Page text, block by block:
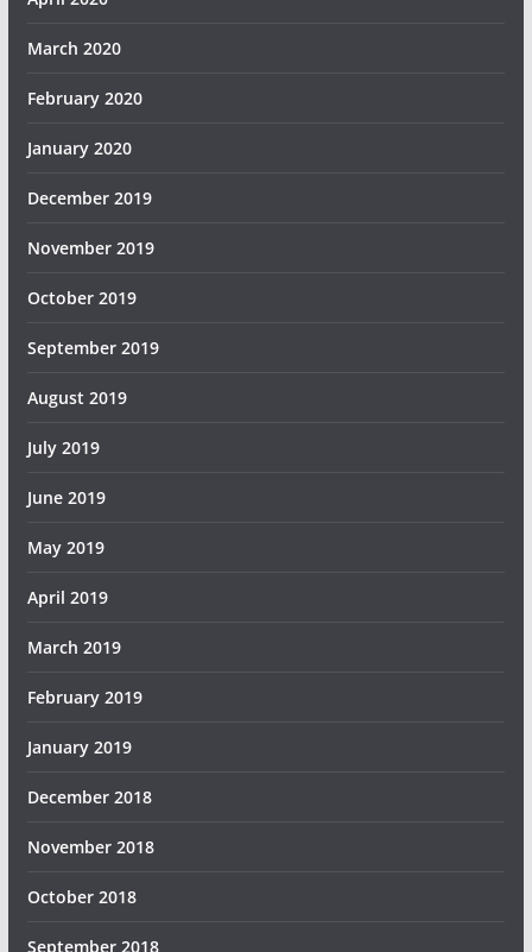
March 2020
February 2020
January 2020
December 2019
November 2019
October 2019
September 2019
August 2019
July 2019
June 2019
May 2019
April 2019
March 2019
February 2019
January 2019
December 2018
November 2018
October 2018
September 2018